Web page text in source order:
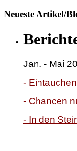
Neueste Artikel/
Jan. - Mai
-
- Chancen
- In den